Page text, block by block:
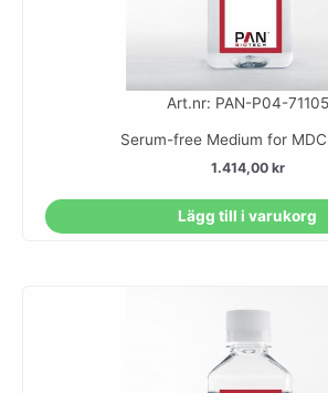
Art.nr: PAN-P04-71105
Serum-free Medium for
1.414,00 kr
Lägg till i varukorg